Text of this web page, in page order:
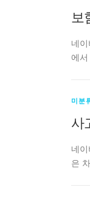
보
네
에
미분
사
네
은